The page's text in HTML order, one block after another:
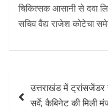
चिकित्सक आसानी से दवा
सचिव वैद्य राजेश कोटेचा
navigation
उत्तराखंड में ट्रांसजेंडर
सर्वे; कैबिनेट की मिली